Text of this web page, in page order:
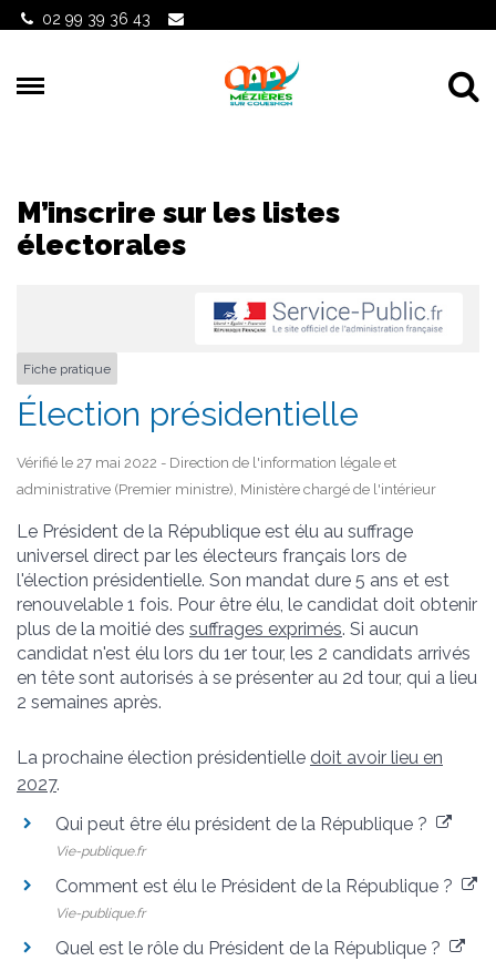
Gestion des traceurs
02 99 39 36 43
M’inscrire sur les listes
électorales
Fiche pratique
Élection présidentielle
Vérifié le 27 mai 2022 - Direction de l'information légale et
administrative (Premier ministre), Ministère chargé de l'intérieur
Le Président de la République est élu au suffrage
universel direct par les électeurs français lors de
l'élection présidentielle. Son mandat dure 5 ans et est
renouvelable 1 fois. Pour être élu, le candidat doit obtenir
plus de la moitié des suffrages exprimés. Si aucun
candidat n'est élu lors du 1er tour, les 2 candidats arrivés
en tête sont autorisés à se présenter au 2d tour, qui a lieu
2 semaines après.
La prochaine élection présidentielle doit avoir lieu en
2027.
Qui peut être élu président de la République ?
Vie-publique.fr
Comment est élu le Président de la République ?
Vie-publique.fr
Quel est le rôle du Président de la République ?